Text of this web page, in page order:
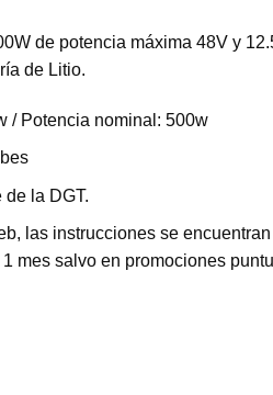
de potencia máxima 48V y
de Litio.
/ Potencia nominal: 500w
la DGT.
las instrucciones se
mes salvo en promociones